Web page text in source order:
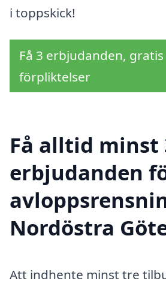
i toppskick!
Få 3 erbjudanden,
förpliktelser
Få alltid minst
erbjudanden
Nordöstra
Att indhente minst tre